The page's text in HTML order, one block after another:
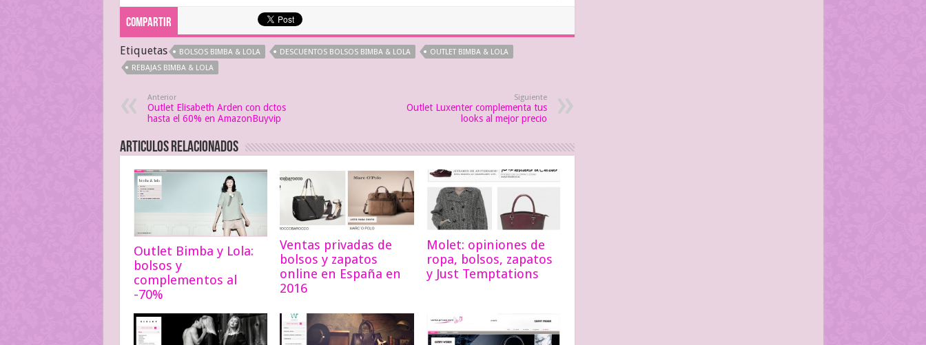
Compartir
Etiquetas BOLSOS BIMBA & LOLA DESCUENTOS BOLSOS BIMBA & LOLA
OUTLET BIMBA & LOLA
REBAJAS BIMBA & LOLA
Anterior
Outlet Elisabeth Arden con dctos
hasta el 60% en AmazonBuyvip
Siguiente
Outlet Luxenter complementa tus
looks al mejor precio
Articulos relacionados
Outlet Bimba y Lola:
bolsos y
complementos al
-70%
Ventas privadas de
bolsos y zapatos
online en España en
2016
Molet: opiniones de
ropa, bolsos, zapatos
y Just Temptations